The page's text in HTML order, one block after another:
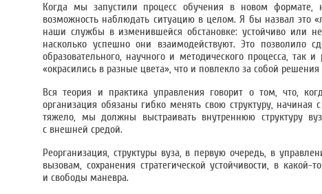
Когда мы запустили процесс обучения в новом
возможность наблюдать ситуацию в целом. Я бы назвал это
наши службы в изменившейся обстановке: устойчиво или
насколько успешно они взаимодействуют. Это позволило
образовательного, научного и методического процесса,
«окрасились в разные цвета», что и повлекло за собой
Вся теория и практика управления говорит о том, что,
организация обязаны гибко менять свою структуру,
тяжело, мы должны выстраивать внутреннюю структуру
с внешней средой.
Реорганизация, структуры вуза, в первую очередь, в
вызовам, сохранения стратегической устойчивости, в
и свободы маневра.